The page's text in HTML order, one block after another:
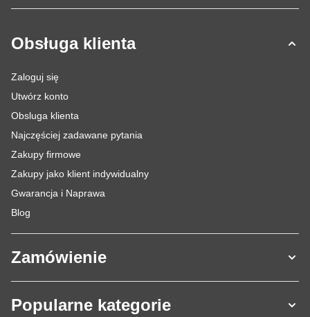
Obsługa klienta
Zaloguj się
Utwórz konto
Obsluga klienta
Najczęściej zadawane pytania
Zakupy firmowe
Zakupy jako klient indywidualny
Gwarancja i Naprawa
Blog
Zamówienie
Popularne kategorie